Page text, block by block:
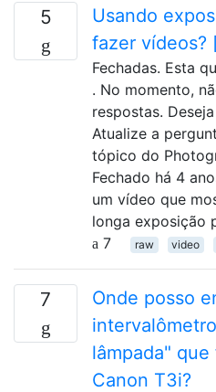
5
Usando
fazer vídeos?
Fechadas. Esta
. No momento,
respostas.
Atualize a
tópico do
Fechado há 4
um vídeo que
longa exposição
7
raw video
7
Onde posso
lâmpada"
Canon T3i?